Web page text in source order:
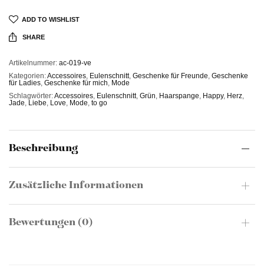
ADD TO WISHLIST
SHARE
Artikelnummer: ac-019-ve
Kategorien:Accessoires, Eulenschnitt, Geschenke für Freunde, Geschenke
für Ladies, Geschenke für mich, Mode
Schlagwörter:Accessoires, Eulenschnitt, Grün, Haarspange, Happy, Herz,
Jade, Liebe, Love, Mode, to go
Beschreibung
Zusätzliche Informationen
Bewertungen (0)